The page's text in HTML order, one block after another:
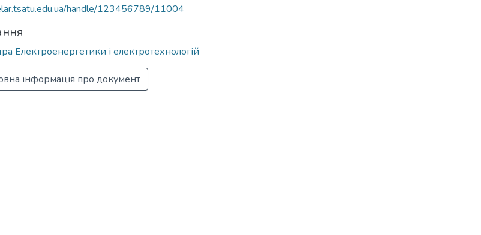
handle/123456789/11004
Електроенергетики і електротехнологій
інформація про документ